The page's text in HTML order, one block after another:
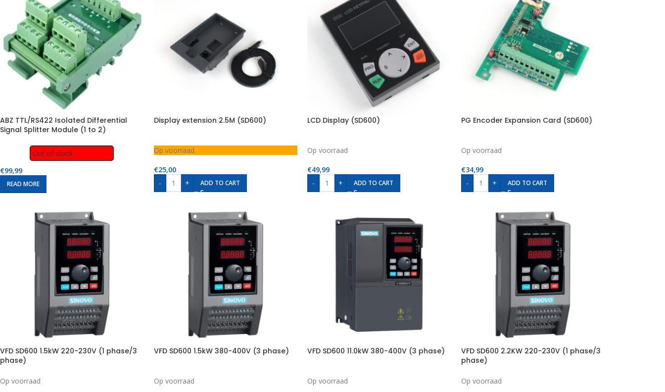
ABZ TTL/RS422 Isolated Differential
Signal Splitter Module (1 to 2)
Out of stock
€99,99
READ MORE
Display extension 2.5M (SD600)
Op voorraad
€25,00
-
+ ADD TO CART
LCD Display (SD600)
Op voorraad
€49,99
-
+ ADD TO CART
PG Encoder Expansion Card (SD600)
Op voorraad
€34,99
-
+ ADD TO CART
VFD SD600 1.5kW 220-230V (1 phase/3
phase)
Op voorraad
VFD SD600 1.5kW 380-400V (3 phase)
Op voorraad
VFD SD600 11.0kW 380-400V (3 phase)
Op voorraad
VFD SD600 2.2KW 220-230V (1 phase/3
phase)
Op voorraad